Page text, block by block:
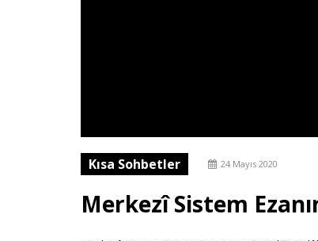
Kısa Sohbetler 24 Mayıs 2020
Merkezî Sistem